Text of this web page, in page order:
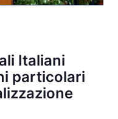
Italiani
particolari